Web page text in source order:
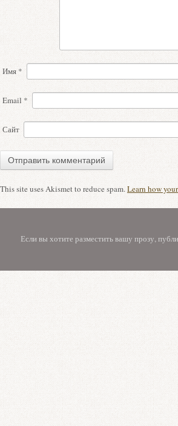
Имя *
Email *
Сайт
This site uses Akismet to reduce spam. Learn how
Если вы хотите разместить вашу прозу,